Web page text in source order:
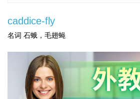
caddice-fly
名词 石蛾，毛翅蝇